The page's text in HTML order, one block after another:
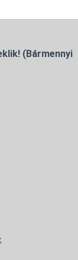
(Bármennyi